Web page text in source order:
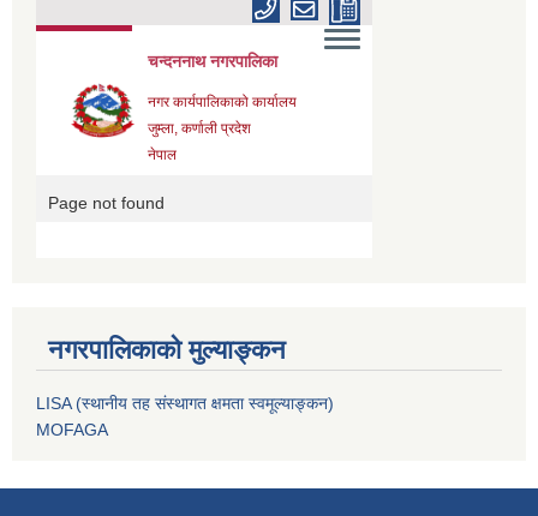
नगरपालिकाको मुल्याङ्कन
LISA (स्थानीय तह संस्थागत क्षमता स्वमूल्याङ्कन)
MOFAGA